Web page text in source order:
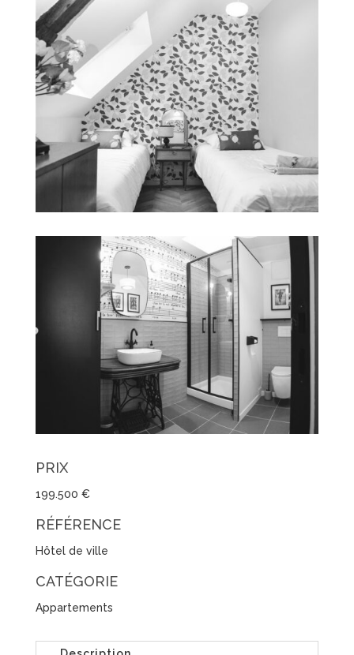
PRIX
199.500 €
RÉFÉRENCE
Hôtel de ville
CATÉGORIE
Appartements